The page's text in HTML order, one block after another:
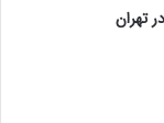
تهران